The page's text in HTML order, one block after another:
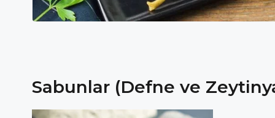
Sabunlar (Defne ve